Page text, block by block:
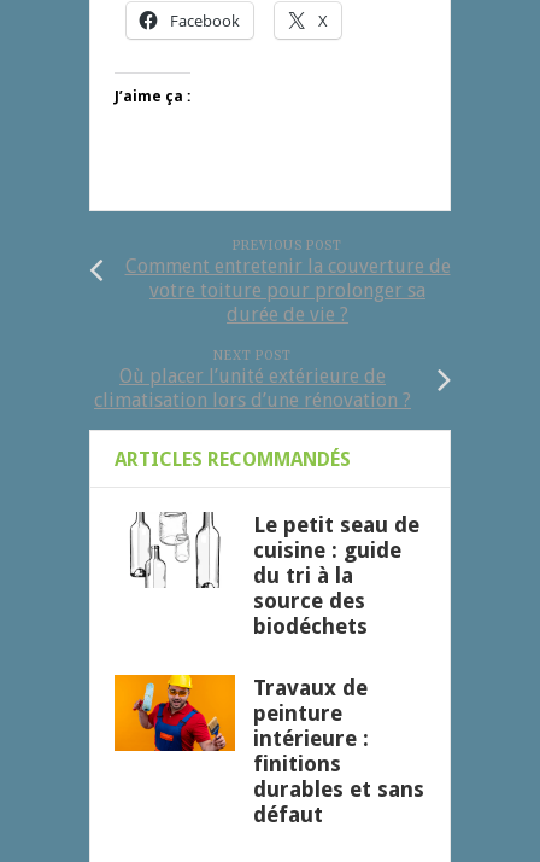
Facebook X
J’aime ça :
PREVIOUS POST
Comment entretenir la couverture de
votre toiture pour prolonger sa
durée de vie ?
NEXT POST
Où placer l’unité extérieure de
climatisation lors d’une rénovation ?
ARTICLES RECOMMANDÉS
Le petit seau de
cuisine : guide
du tri à la
source des
biodéchets
Travaux de
peinture
intérieure :
finitions
durables et sans
défaut